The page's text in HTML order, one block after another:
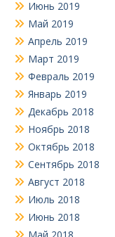
Июнь 2019
Май 2019
Апрель 2019
Март 2019
Февраль 2019
Январь 2019
Декабрь 2018
Ноябрь 2018
Октябрь 2018
Сентябрь 2018
Август 2018
Июль 2018
Июнь 2018